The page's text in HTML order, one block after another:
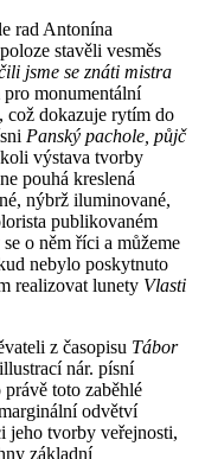
rad Antonína
stavěli vesměs
jsme se znáti mistra
monumentální
což dokazuje rytím do
Panský pachole, půjč
výstava tvorby
pouhá kreslená
nýbrž iluminované,
publikovaném
o něm říci a můžeme
nebylo poskytnuto
realizovat lunety Vlasti
z časopisu Tábor
nár. písní
toto zaběhlé
odvětví
jeho tvorby veřejnosti,
základní